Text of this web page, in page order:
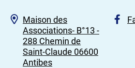
Maison des
Associations- B°13 -
288 Chemin de
Saint-Claude 06600
Antibes